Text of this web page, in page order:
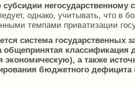
негосударственному
однако, учитывать, что в
темпами приватизации
система государственных
общепринятая классификация
экономическую), а также
бюджетного дефицита